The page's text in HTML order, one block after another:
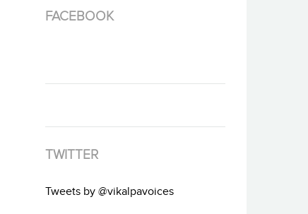
FACEBOOK
TWITTER
Tweets by @vikalpavoices